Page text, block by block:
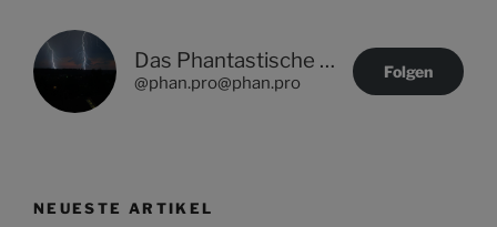
Das Phantastische Projekt - PHAN.PRO
@phan.pro@phan.pro
Folgen
NEUESTE ARTIKEL